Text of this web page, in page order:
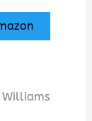
Williams